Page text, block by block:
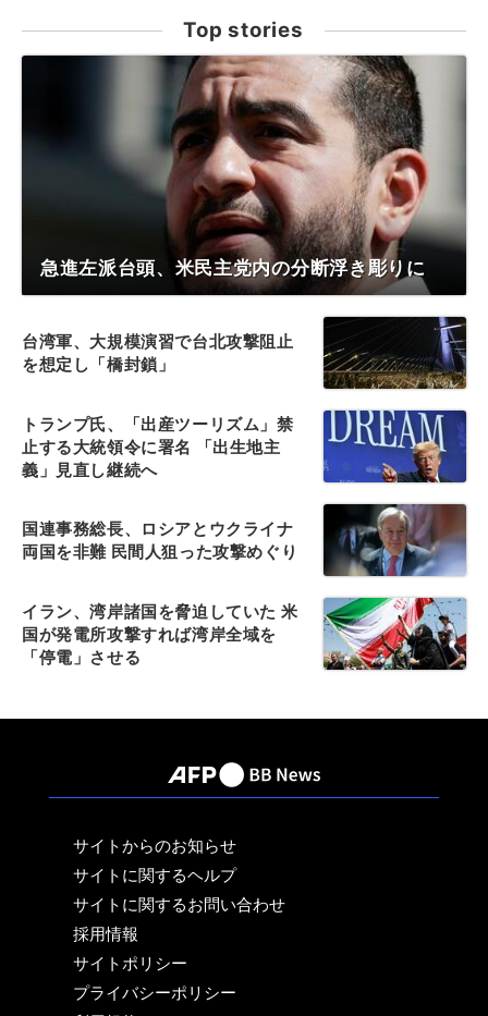
Top stories
急進左派台頭、米民主党内の分断浮き彫りに
台湾軍、大規模演習で台北攻撃阻止
を想定し「橋封鎖」
トランプ氏、「出産ツーリズム」禁
止する大統領令に署名 「出生地主
義」見直し継続へ
国連事務総長、ロシアとウクライナ
両国を非難 民間人狙った攻撃めぐり
イラン、湾岸諸国を脅迫していた 米
国が発電所攻撃すれば湾岸全域を
「停電」させる
サイトからのお知らせ
サイトに関するヘルプ
サイトに関するお問い合わせ
採用情報
サイトポリシー
プライバシーポリシー